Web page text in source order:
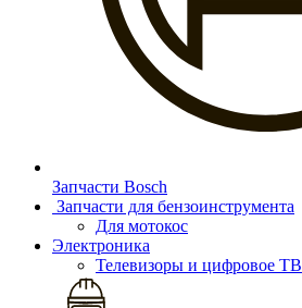
Запчасти Bosch
Запчасти для бензоинструмента
Для мотокос
Электроника
Телевизоры и цифровое ТВ